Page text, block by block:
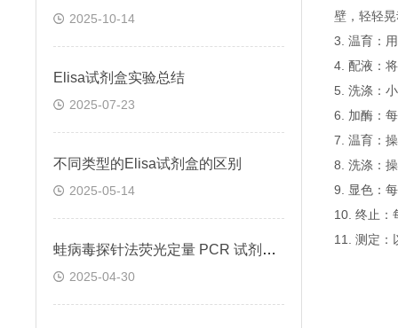
2025-10-14
Elisa试剂盒实验总结
2025-07-23
不同类型的Elisa试剂盒的区别
2025-05-14
蛙病毒探针法荧光定量 PCR 试剂盒定量定性检测
2025-04-30
壁，轻轻
3. 温育：
4. 配液：
5. 洗涤：
6. 加酶：
7. 温育：
8. 洗涤：
9. 显色：
10. 终止：
11. 测定：